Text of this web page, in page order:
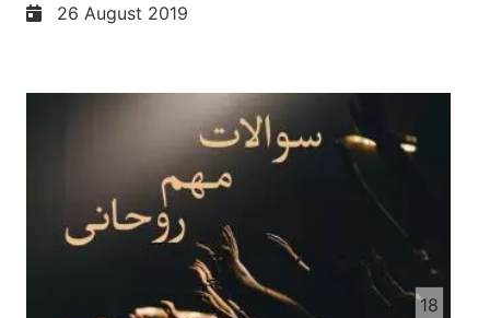
26 August 2019
18